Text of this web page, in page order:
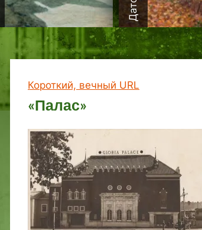
Короткий, вечный URL
«Палас»